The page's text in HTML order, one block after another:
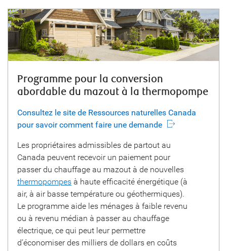
Programme pour la conversion
abordable du mazout à la thermopompe
Consultez le site de Ressources naturelles Canada
pour savoir comment faire une demande
Les propriétaires admissibles de partout au
Canada peuvent recevoir un paiement pour
passer du chauffage au mazout à de nouvelles
thermopompes à haute efficacité énergétique (à
air, à air basse température ou géothermiques).
Le programme aide les ménages à faible revenu
ou à revenu médian à passer au chauffage
électrique, ce qui peut leur permettre
d’économiser des milliers de dollars en coûts